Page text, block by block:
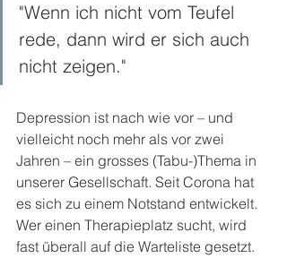
"Wenn ich nicht vom Teufel
rede, dann wird er sich auch
nicht zeigen."
Depression ist nach wie vor – und
vielleicht noch mehr als vor zwei
Jahren – ein grosses (Tabu-)Thema in
unserer Gesellschaft. Seit Corona hat
es sich zu einem Notstand entwickelt.
Wer einen Therapieplatz sucht, wird
fast überall auf die Warteliste gesetzt.